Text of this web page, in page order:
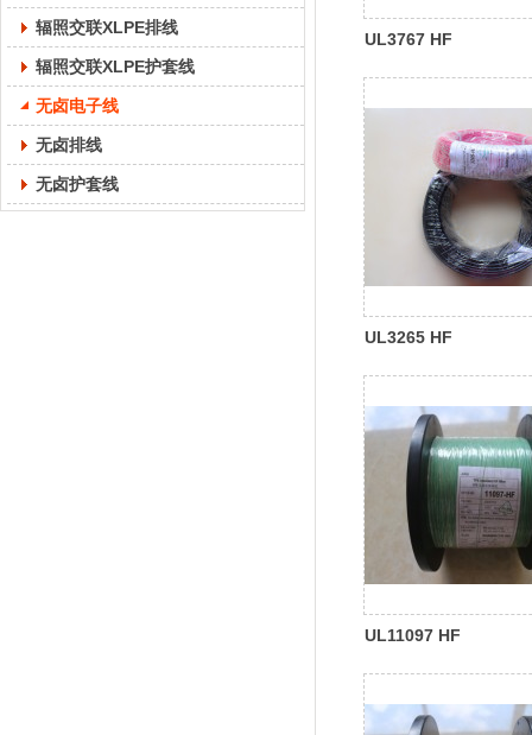
辐照交联XLPE排线
辐照交联XLPE护套线
无卤电子线
无卤排线
无卤护套线
UL3767 HF
UL3265 HF
UL11097 HF